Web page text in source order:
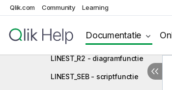
Qlik.com Community Learning
Documentatie
LINEST_M - scriptfunctie
LINEST_R2 - scriptfunctie
LINEST_R2 - diagramfunctie
LINEST_SEB - scriptfunctie